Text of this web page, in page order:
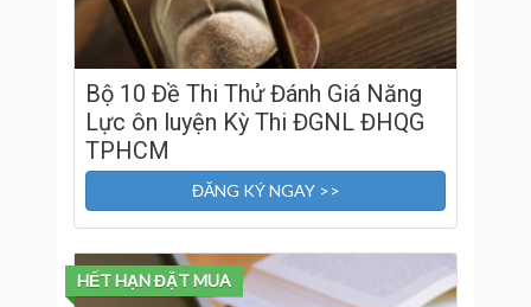
Bộ 10 Đề Thi Thử Đánh Giá Năng
Lực ôn luyện Kỳ Thi ĐGNL ĐHQG
TPHCM
ĐĂNG KÝ NGAY >>
HẾT HẠN ĐẶT MUA